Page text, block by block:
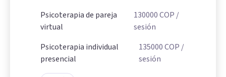
Psicoterapia de pareja
virtual
130000COP /
sesión
Psicoterapia individual
presencial
135000COP /
sesión